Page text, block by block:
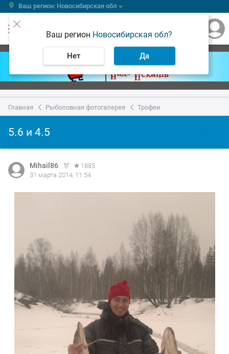
Ваш регион: Новосибирская обл
Ваш регион Новосибирская обл?
Нет Да
Главная Рыболовная фотогалерея Трофеи
5.6 и 4.5
Mihail86
1885
31 марта 2014, 11:54